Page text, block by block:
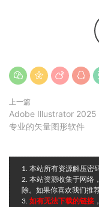
上一篇
Adobe Illustrator 2025
专业的矢量图形软件
1. 本站所有资源解压密
2. 本站资源收集于网络
除。如果你喜欢我们推
3. 如有无法下载的链接